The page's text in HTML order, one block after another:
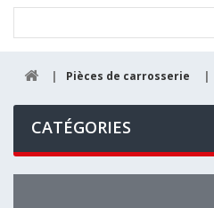
| Pièces de carrosserie |
CATÉGORIES